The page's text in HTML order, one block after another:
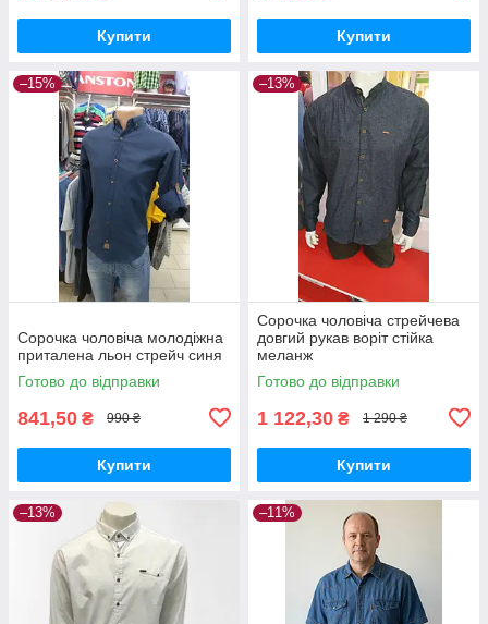
Купити Купити
–15%
Сорочка чоловіча молодіжна
приталена льон стрейч синя
Готово до відправки
841,50 ₴ 990 ₴
Купити
–13%
Сорочка чоловіча стрейчева
довгий рукав воріт стійка
меланж
Готово до відправки
1 122,30 ₴ 1 290 ₴
Купити
–13% –11%